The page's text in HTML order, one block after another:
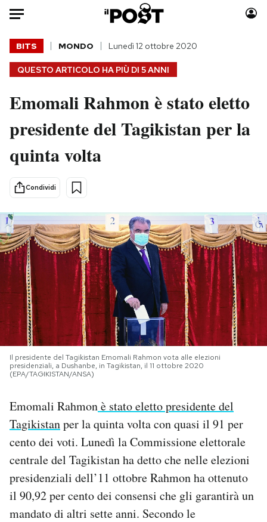
Auto
HOME
Italia
Politica
Tecnologia
Scienza
Sport
Moda
Consumismi
Mondiali calcio 2026
PODCAST
NEWSLETTER
I MIEI PREFERITI
SHOP
CALENDARIO
Area Personale
QUESTO ARTICOLO HA PIÙ DI 5 ANNI
BITS MONDO Lunedì 12 ottobre 2020
Emomali Rahmon è stato eletto
presidente del Tagikistan per la
quinta volta
Condividi
Il presidente del Tagikistan Emomali Rahmon vota alle elezioni
presidenziali, a Dushanbe, in Tagikistan, il 11 ottobre 2020
(EPA/TAGIKISTAN/ANSA)
Emomali Rahmonè stato eletto presidente del
Tagikistanper la quinta volta con quasi il 91 per
cento dei voti. Lunedì la Commissione elettorale
centrale del Tagikistan ha detto che nelle elezioni
presidenziali dell’11 ottobre Rahmon ha ottenuto
il 90,92 per cento dei consensi che gli garantirà un
mandato di altri sette anni. Secondo le